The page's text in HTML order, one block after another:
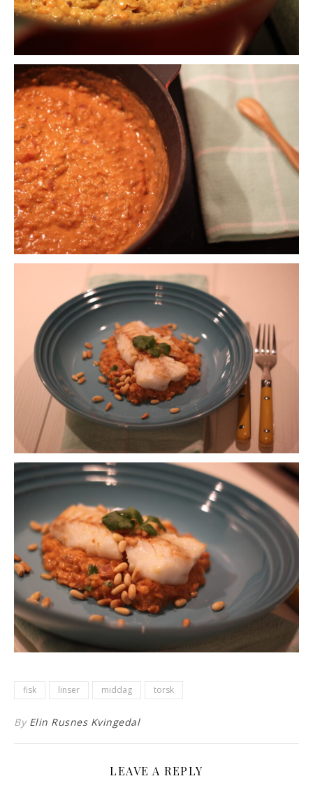
fisk linser middag torsk
By Elin Rusnes Kvingedal
LEAVE A REPLY